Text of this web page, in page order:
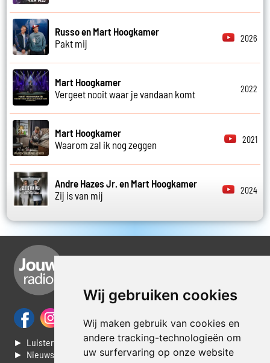
Wij gebruiken cookies
Wij maken gebruik van cookies en
andere tracking-technologieën om
uw surfervaring op onze website
Russo en Mart Hoogkamer
Pakt mij
2026
Mart Hoogkamer
Vergeet nooit waar je vandaan komt
2022
Mart Hoogkamer
Waarom zal ik nog zeggen
2021
Andre Hazes Jr. en Mart Hoogkamer
Zij is van mij
2024
► Luisteren naar Jouwradio
► Nieuws